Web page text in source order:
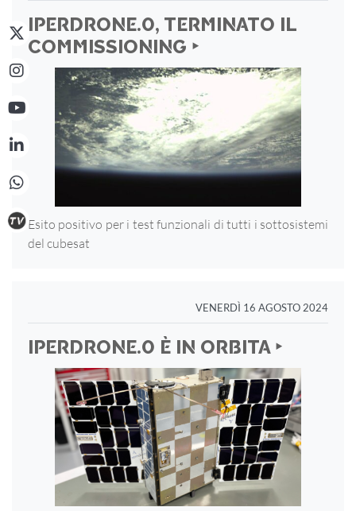
IPERDRONE.0, TERMINATO IL
COMMISSIONING ‣
Esito positivo per i test funzionali di tutti i sottosistemi
del cubesat
VENERDÌ 16 AGOSTO 2024
IPERDRONE.0 È IN ORBITA ‣